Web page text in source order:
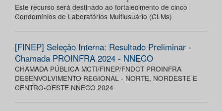
Este recurso será destinado ao fortalecimento de cinco
Condomínios de Laboratórios Multiusuário (CLMs)
[FINEP] Seleção Interna: Resultado Preliminar -
Chamada PROINFRA 2024 - NNECO
CHAMADA PÚBLICA MCTI/FINEP/FNDCT PROINFRA
DESENVOLVIMENTO REGIONAL - NORTE, NORDESTE E
CENTRO-OESTE NNECO 2024